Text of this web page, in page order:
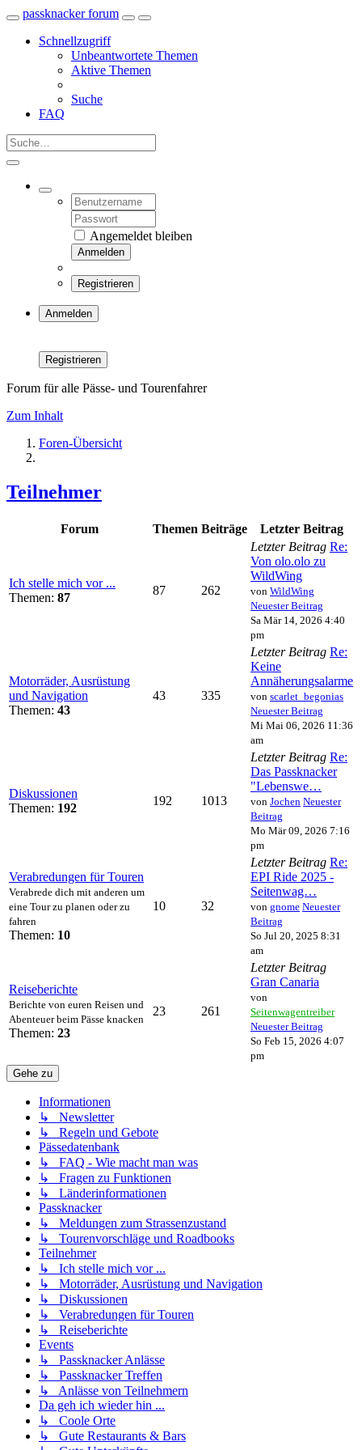
passknacker forum
Schnellzugriff
Unbeantwortete Themen
Aktive Themen
Suche
FAQ
Angemeldet bleiben
Anmelden
Registrieren
Anmelden
Registrieren
Forum für alle Pässe- und Tourenfahrer
Zum Inhalt
Foren-Übersicht
Teilnehmer
Forum Themen Beiträge Letzter Beitrag
Ich stelle mich vor ...
Themen: 87
87 262
Letzter Beitrag Re:
Von olo.olo zu
WildWing
von WildWing
Neuester Beitrag
Sa Mär 14, 2026 4:40
pm
Motorräder, Ausrüstung
und Navigation
Themen: 43
43 335
Letzter Beitrag Re:
Keine
Annäherungsalarme
von scarlet_begonias
Neuester Beitrag
Mi Mai 06, 2026 11:36
am
Diskussionen
Themen: 192
192 1013
Letzter Beitrag Re:
Das Passknacker
"Lebenswe…
von Jochen Neuester
Beitrag
Mo Mär 09, 2026 7:16
pm
Verabredungen für Touren
Verabrede dich mit anderen um
eine Tour zu planen oder zu
fahren
Themen: 10
10 32
Letzter Beitrag Re:
EPI Ride 2025 -
Seitenwag…
von gnome Neuester
Beitrag
So Jul 20, 2025 8:31
am
Reiseberichte
Berichte von euren Reisen und
Abenteuer beim Pässe knacken
Themen: 23
23 261
Letzter Beitrag
Gran Canaria
von
Seitenwagentreiber
Neuester Beitrag
So Feb 15, 2026 4:07
pm
Gehe zu
Informationen
↳ Newsletter
↳ Regeln und Gebote
Pässedatenbank
↳ FAQ - Wie macht man was
↳ Fragen zu Funktionen
↳ Länderinformationen
Passknacker
↳ Meldungen zum Strassenzustand
↳ Tourenvorschläge und Roadbooks
Teilnehmer
↳ Ich stelle mich vor ...
↳ Motorräder, Ausrüstung und Navigation
↳ Diskussionen
↳ Verabredungen für Touren
↳ Reiseberichte
Events
↳ Passknacker Anlässe
↳ Passknacker Treffen
↳ Anlässe von Teilnehmern
Da geh ich wieder hin ...
↳ Coole Orte
↳ Gute Restaurants & Bars